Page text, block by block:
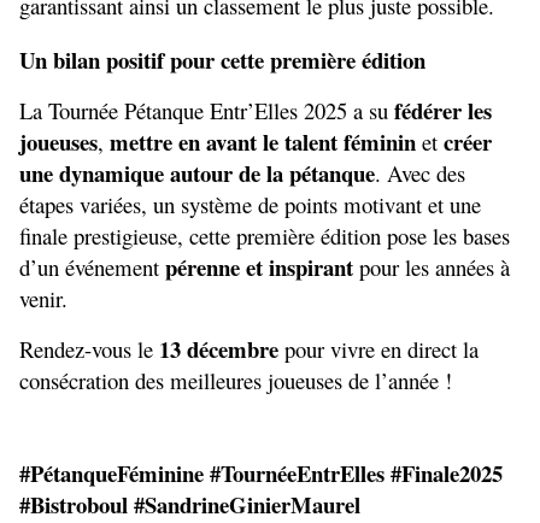
Un bilan positif pour cette première édition
La Tournée Pétanque Entr’Elles 2025 a su fédérer les
joueuses, mettre en avant le talent féminin et créer
une dynamique autour de la pétanque. Avec des
étapes variées, un système de points motivant et une
finale prestigieuse, cette première édition pose les bases
d’un événement pérenne et inspirant pour les années à
venir.
Rendez-vous le 13 décembre pour vivre en direct la
consécration des meilleures joueuses de l’année !
#PétanqueFéminine #TournéeEntrElles #Finale2025
#Bistroboul #SandrineGinierMaurel